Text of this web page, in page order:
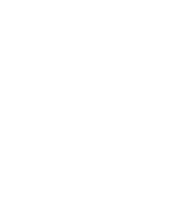
(Form C and MIBK
仑伐替尼，C 型及 MIBK 溶合
（醋酸阿比特龙）